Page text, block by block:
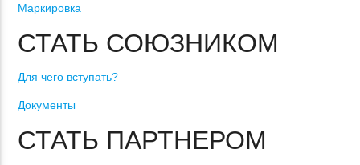
Маркировка
СТАТЬ СОЮЗНИКОМ
Для чего вступать?
Документы
СТАТЬ ПАРТНЕРОМ